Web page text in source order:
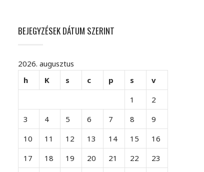
BEJEGYZÉSEK DÁTUM SZERINT
2026. augusztus
h
K s c p s
v
1
2
3
4 5 6 7 8
9
10
11 12 13 14 15
16
17
18 19 20 21 22
23